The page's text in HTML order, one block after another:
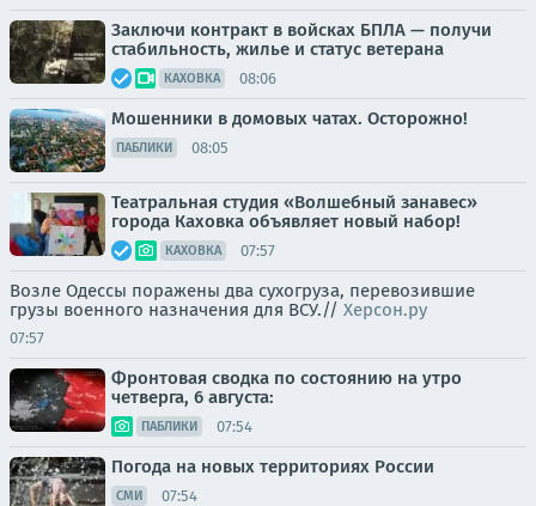
Заключи контракт в войсках БПЛА — получи
стабильность, жилье и статус ветерана
КАХОВКА 08:06
Мошенники в домовых чатах. Осторожно!
ПАБЛИКИ 08:05
Театральная студия «Волшебный занавес»
города Каховка объявляет новый набор!
КАХОВКА 07:57
Возле Одессы поражены два сухогруза, перевозившие
грузы военного назначения для ВСУ.// Херсон.ру
07:57
Фронтовая сводка по состоянию на утро
четверга, 6 августа:
ПАБЛИКИ 07:54
Погода на новых территориях России
СМИ 07:54